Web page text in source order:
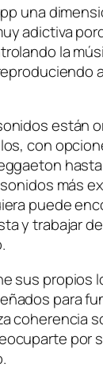
una
adictiva
la
están
con
más
puede
y trabajar
sus propios
para
coherencia
por